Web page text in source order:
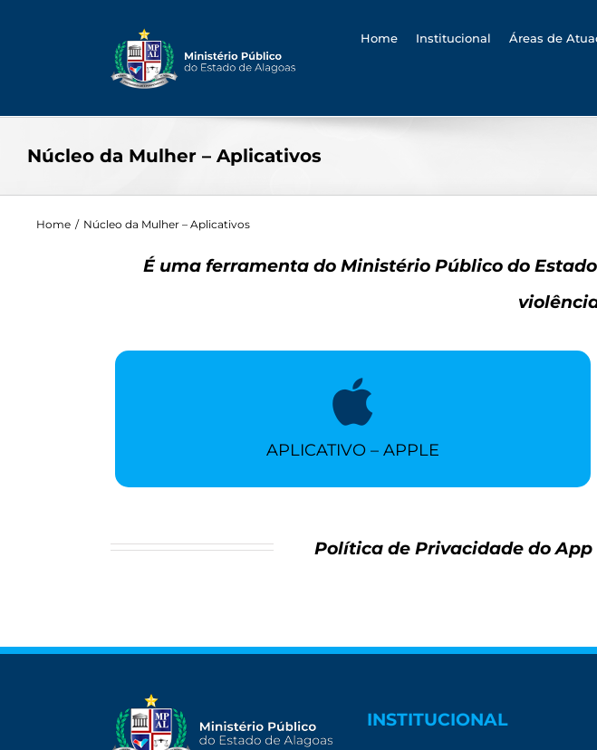
for:
Home Institucional Áreas de
Núcleo da Mulher – Aplicativos
Home / Núcleo da Mulher – Aplicativos
É uma ferramenta do Ministério Público do
APLICATIVO – APPLE
APLICATIVO – APPLE
Política de Privacidade do App
INSTITUCIONAL